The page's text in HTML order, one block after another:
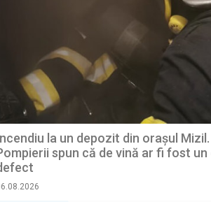
la un depozit din orașul Mizil.
spun că de vină ar fi fost un